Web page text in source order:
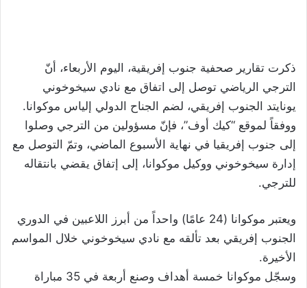
ذكرت تقارير صحفية جنوب إفريقية، اليوم الأربعاء، أنّ
الترجي الرياضي توصل إلى اتفاق مع نادي سيخوخوني
يونايتد الجنوب إفريقي، لضم الجناح الدولي إلياس موكوانا.
ووفقاً لموقع “كيك أوف”، فإنّ مسؤولين من الترجي وصلوا
إلى جنوب إفريقيا في نهاية الأسبوع الماضي، وتمّ التوصل مع
إدارة سيخوخوني ووكيل موكوانا، إلى إتفاق يقضي بانتقاله
للترجي.
ويعتبر موكوانا (24 عامًا) واحداً من أبرز اللاعبين في الدوري
الجنوب إفريقي بعد تألقه مع نادي سيخوخوني خلال المواسم
الأخيرة.
وسجّل موكوانا خمسة أهداف وصنع أربعة في 35 مباراة